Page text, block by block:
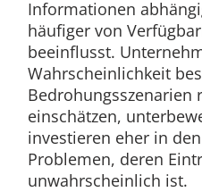
Informationen
häufiger von
beeinflusst.
Wahrscheinlichkeit
Bedrohungsszenarien
einschätzen,
investieren eher in
Problemen, deren
unwahrscheinlich ist.